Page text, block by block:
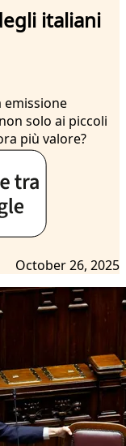
italiani
solo ai piccoli
più valore?
October 26, 2025